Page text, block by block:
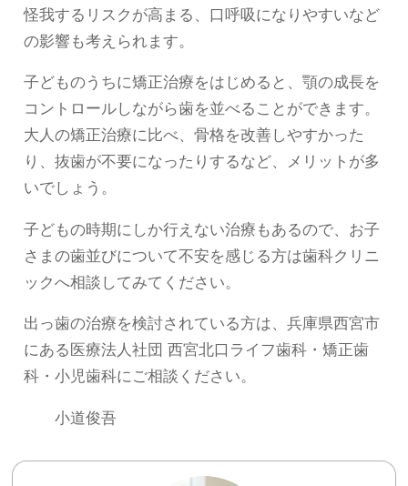
怪我するリスクが高まる、口呼吸になりやすいなど
の影響も考えられます。
子どものうちに矯正治療をはじめると、顎の成長を
コントロールしながら歯を並べることができます。
大人の矯正治療に比べ、骨格を改善しやすかった
り、抜歯が不要になったりするなど、メリットが多
いでしょう。
子どもの時期にしか行えない治療もあるので、お子
さまの歯並びについて不安を感じる方は歯科クリニ
ックへ相談してみてください。
出っ歯の治療を検討されている方は、兵庫県西宮市
にある医療法人社団 西宮北口ライフ歯科・矯正歯
科・小児歯科にご相談ください。
小道俊吾